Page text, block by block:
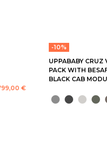
€
-10%
UPPABABY CRUZ
PACK WITH
BLACK CAB